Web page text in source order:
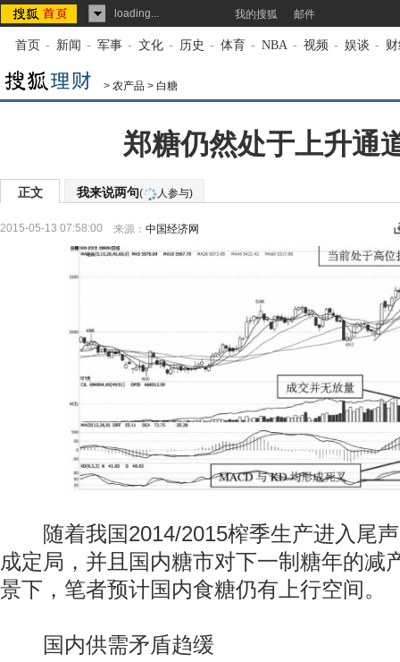
loading... 我的搜狐 邮件
首页 - 新闻 - 军事 - 文化 - 历史 - 体育 - NBA - 视频 - 娱谈 -
> 农产品 > 白糖
郑糖仍然处于上升通
正文 我来说两句( 人参与)
2015-05-13 07:58:00 来源： 中国经济网
随着我国2014/2015榨季生产进入尾声
成定局，并且国内糖市对下一制糖年的减
景下，笔者预计国内食糖仍有上行空间。
国内供需矛盾趋缓